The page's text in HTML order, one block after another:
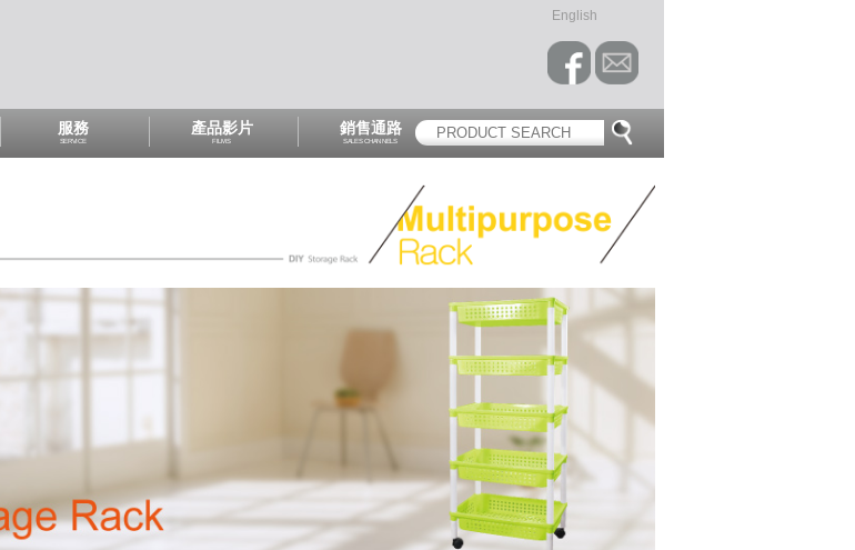
English
服務
SERVICE
產品影片
FILMS
銷售通路
SALES CHANNELS